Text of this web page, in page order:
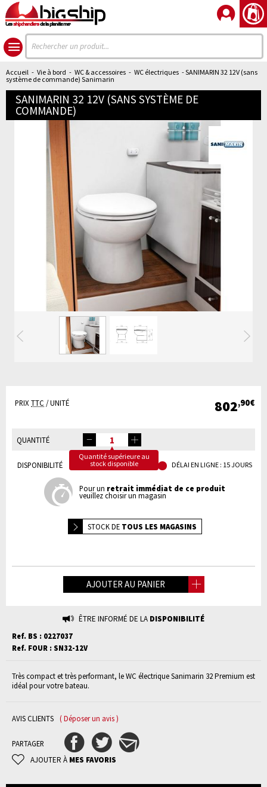
Lesshipchandlersde la planète mer
Accueil - Vie à bord - WC & accessoires - WC électriques - SANIMARIN 32 12V (sans
système de commande) Sanimarin
SANIMARIN 32 12V (SANS SYSTÈME DE
COMMANDE)
Précédente
PRIXTTC / UNITÉ 802,90€
QUANTITÉ
Quantité supérieure au
stock disponible
DISPONIBILITÉ DÉLAI EN LIGNE : 15 JOURS
Pour un retrait immédiat de ce produit
veuillez choisir un magasin
STOCK DE TOUS LES MAGASINS
AJOUTER AU PANIER
ÊTRE INFORMÉ DE LA DISPONIBILITÉ
Ref. BS : 0227037
Ref. FOUR : SN32-12V
Très compact et très performant, le WC électrique Sanimarin 32 Premium est
idéal pour votre bateau.
AVIS CLIENTS ( Déposer un avis )
PARTAGER
AJOUTER À MES FAVORIS